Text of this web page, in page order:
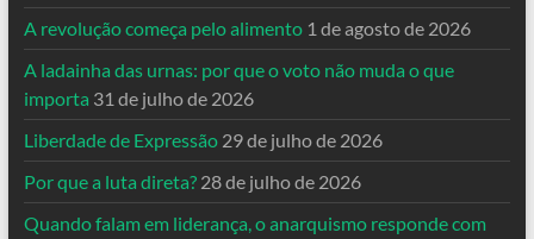
A revolução começa pelo alimento 1 de agosto de 2026
A ladainha das urnas: por que o voto não muda o que
importa 31 de julho de 2026
Liberdade de Expressão 29 de julho de 2026
Por que a luta direta? 28 de julho de 2026
Quando falam em liderança, o anarquismo responde com